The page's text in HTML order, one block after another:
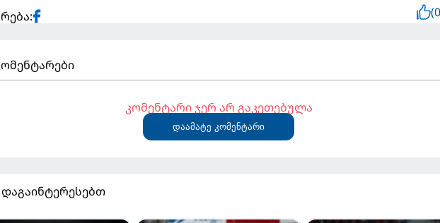
კომენტარი ჯერ არ გაკეთებულა
დაამატე კომენტარი
დაგაინტერესებთ